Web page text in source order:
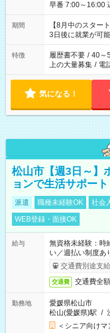
早番 7:00～16:00 遅
と休みを合わせた
「できれば残業
ね。 ※Wワーク希望の方へ 今ご覧のお仕事で希望する勤務時間
と、もう1つのお
合は応募できませ
期間
【8月中のスター
3日後に就業が可能
特徴 履歴書不要 / 40～
上の大量募集 / 電
気になる！
松山市【週3日～】
ョンで生活サポート
派遣 職種未経験OK 社会
WEB登録・面接OK
給与
無資格未経験：
い／週払い制度あ
完了次第のお支払
交通費別途支
交通費 交通費全
勤務地
愛媛県松山市
松山(愛媛県)駅 /
＜シニア向けマ